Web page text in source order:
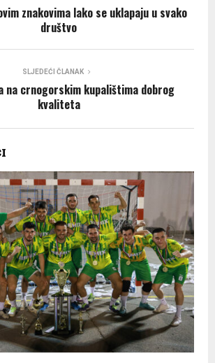
znakovima lako se uklapaju u svako
društvo
SLJEDEĆI ČLANAK
na crnogorskim kupalištima dobrog
kvaliteta